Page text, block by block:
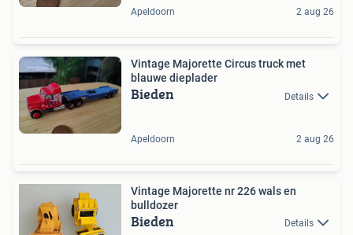
Apeldoorn 2 aug 26
Vintage Majorette Circus truck met
blauwe dieplader
Bieden Details
Apeldoorn 2 aug 26
Vintage Majorette nr 226 wals en
bulldozer
Bieden Details